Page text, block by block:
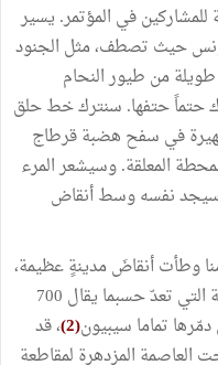
في المؤتمر. يسير
حيث تصطف، مثل الجنود
من طيور النحام
حتماً حتفها. سنترك خط حلق
في سفح هضبة قرطاج
المعلقة. وسيشعر المرء
سيجد نفسه وسط أنقاض
وطأت أنقاضَ مدينةٍ عظيمة،
فنحن في وسط المدينة البونيقية القديمة التي تعدّ حسبما يقال 700
تماما سيبيون(2) ، قد
العاصمة المزدهرة لمقاطعة